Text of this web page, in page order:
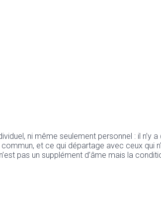
ni même seulement personnel : il n’y
et ce qui départage avec ceux qui
pas un supplément d’âme mais la